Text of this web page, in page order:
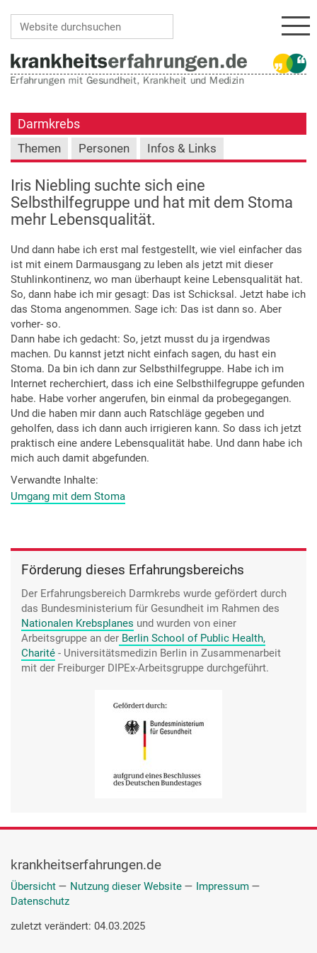
Darmkrebs
Themen Personen Infos & Links
Iris Niebling suchte sich eine
Selbsthilfegruppe und hat mit dem Stoma
mehr Lebensqualität.
Und dann habe ich erst mal festgestellt, wie viel einfacher das
ist mit einem Darmausgang zu leben als jetzt mit dieser
Stuhlinkontinenz, wo man überhaupt keine Lebensqualität hat.
So, dann habe ich mir gesagt: Das ist Schicksal. Jetzt habe ich
das Stoma angenommen. Sage ich: Das ist dann so. Aber
vorher- so.
Dann habe ich gedacht: So, jetzt musst du ja irgendwas
machen. Du kannst jetzt nicht einfach sagen, du hast ein
Stoma. Da bin ich dann zur Selbsthilfegruppe. Habe ich im
Internet recherchiert, dass ich eine Selbsthilfegruppe gefunden
habe. Habe vorher angerufen, bin einmal da probegegangen.
Und die haben mir dann auch Ratschläge gegeben und
geholfen, dass ich dann auch irrigieren kann. So dass ich jetzt
praktisch eine andere Lebensqualität habe. Und dann habe ich
mich auch damit abgefunden.
Verwandte Inhalte
Umgang mit dem Stoma
Förderung dieses Erfahrungsbereichs
Der Erfahrungsbereich Darmkrebs wurde gefördert durch
das Bundesministerium für Gesundheit im Rahmen des
Nationalen Krebsplanes und wurden von einer
Arbeitsgruppe an der Berlin School of Public Health,
Charité - Universitätsmedizin Berlin in Zusammenarbeit
mit der Freiburger DIPEx-Arbeitsgruppe durchgeführt.
krankheitserfahrungen.de
Übersicht — Nutzung dieser Website — Impressum —
Datenschutz
zuletzt verändert: 04.03.2025